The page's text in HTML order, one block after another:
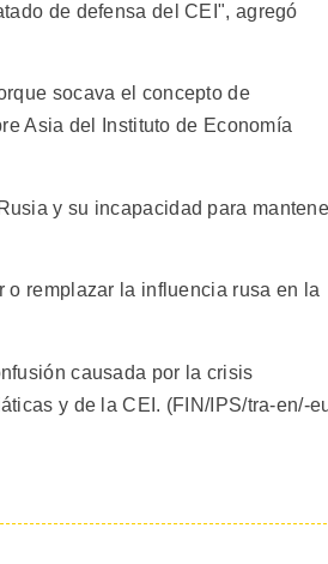
de defensa del CEI", agregó
socava el concepto de
Asia del Instituto de Economía
y su incapacidad para
o remplazar la influencia rusa en la
causada por la crisis
y de la CEI. (FIN/IPS/tra-en/-